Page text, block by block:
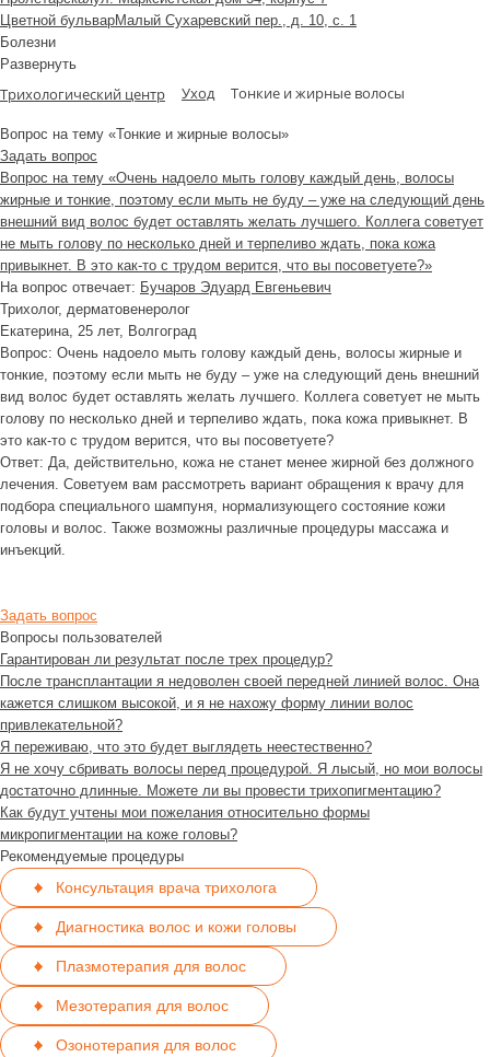
Цветной бульварМалый Сухаревский пер., д. 10, с. 1
Болезни
Развернуть
Трихологический центр Уход Тонкие и жирные волосы
Вопрос на тему «Тонкие и жирные волосы»
Задать вопрос
Вопрос на тему «Очень надоело мыть голову каждый день, волосы
жирные и тонкие, поэтому если мыть не буду – уже на следующий день
внешний вид волос будет оставлять желать лучшего. Коллега советует
не мыть голову по несколько дней и терпеливо ждать, пока кожа
привыкнет. В это как-то с трудом верится, что вы посоветуете?»
На вопрос отвечает: Бучаров Эдуард Евгеньевич
Трихолог, дерматовенеролог
Екатерина, 25 лет, Волгоград
Вопрос: Очень надоело мыть голову каждый день, волосы жирные и
тонкие, поэтому если мыть не буду – уже на следующий день внешний
вид волос будет оставлять желать лучшего. Коллега советует не мыть
голову по несколько дней и терпеливо ждать, пока кожа привыкнет. В
это как-то с трудом верится, что вы посоветуете?
Ответ: Да, действительно, кожа не станет менее жирной без должного
лечения. Советуем вам рассмотреть вариант обращения к врачу для
подбора специального шампуня, нормализующего состояние кожи
головы и волос. Также возможны различные процедуры массажа и
инъекций.
Задать вопрос
Вопросы пользователей
Гарантирован ли результат после трех процедур?
После трансплантации я недоволен своей передней линией волос. Она
кажется слишком высокой, и я не нахожу форму линии волос
привлекательной?
Я переживаю, что это будет выглядеть неестественно?
Я не хочу сбривать волосы перед процедурой. Я лысый, но мои волосы
достаточно длинные. Можете ли вы провести трихопигментацию?
Как будут учтены мои пожелания относительно формы
микропигментации на коже головы?
Рекомендуемые процедуры
Консультация врача трихолога
Диагностика волос и кожи головы
Плазмотерапия для волос
Мезотерапия для волос
Озонотерапия для волос